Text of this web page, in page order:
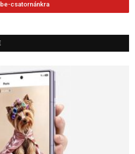
csatornánkra